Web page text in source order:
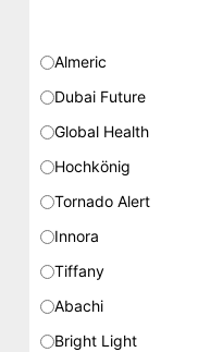
Almeric
Dubai Future
Global Health
Hochkönig
Tornado Alert
Innora
Tiffany
Abachi
Bright Light